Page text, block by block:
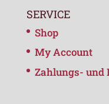
SERVICE
Shop
My Account
Zahlungs- und